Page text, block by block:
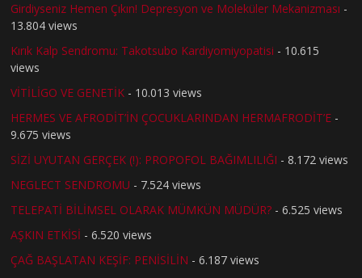
Girdiyseniz Hemen Çıkın! Depresyon ve Moleküler Mekanizması -
13.804 views
Kırık Kalp Sendromu: Takotsubo Kardiyomiyopatisi - 10.615
views
VİTİLİGO VE GENETİK - 10.013 views
HERMES VE AFRODİT’İN ÇOCUKLARINDAN HERMAFRODİT’E -
9.675 views
SİZİ UYUTAN GERÇEK (!): PROPOFOL BAĞIMLILIĞI - 8.172 views
NEGLECT SENDROMU - 7.524 views
TELEPATİ BİLİMSEL OLARAK MÜMKÜN MÜDÜR? - 6.525 views
AŞKIN ETKİSİ - 6.520 views
ÇAĞ BAŞLATAN KEŞİF: PENİSİLİN - 6.187 views